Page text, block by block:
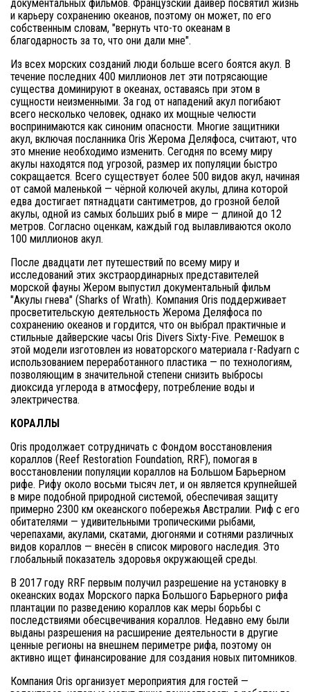
документальных фильмов. Французский дайвер посвятил жизнь
и карьеру сохранению океанов, поэтому он может, по его
собственным словам, "вернуть что-то океанам в
благодарность за то, что они дали мне".
Из всех морских созданий люди больше всего боятся акул. В
течение последних 400 миллионов лет эти потрясающие
существа доминируют в океанах, оставаясь при этом в
сущности неизменными. За год от нападений акул погибают
всего несколько человек, однако их мощные челюсти
воспринимаются как синоним опасности. Многие защитники
акул, включая посланника Oris Жерома Деляфоса, считают, что
это мнение необходимо изменить. Сегодня по всему миру
акулы находятся под угрозой, размер их популяции быстро
сокращается. Всего существует более 500 видов акул, начиная
от самой маленькой — чёрной колючей акулы, длина которой
едва достигает пятнадцати сантиметров, до грозной белой
акулы, одной из самых больших рыб в мире — длиной до 12
метров. Согласно оценкам, каждый год вылавливаются около
100 миллионов акул.
После двадцати лет путешествий по всему миру и
исследований этих экстраординарных представителей
морской фауны Жером выпустил документальный фильм
"Акулы гнева" (Sharks of Wrath). Компания Oris поддерживает
просветительскую деятельность Жерома Деляфоса по
сохранению океанов и гордится, что он выбрал практичные и
стильные дайверские часы Oris Divers Sixty-Five. Ремешок в
этой модели изготовлен из новаторского материала r-Radyarn с
использованием переработанного пластика — по технологиям,
позволяющим в значительной степени снизить выбросы
диоксида углерода в атмосферу, потребление воды и
электричества.
КОРАЛЛЫ
Oris продолжает сотрудничать с Фондом восстановления
кораллов (Reef Restoration Foundation, RRF), помогая в
восстановлении популяции кораллов на Большом Барьерном
рифе. Рифу около восьми тысяч лет, и он является крупнейшей
в мире подобной природной системой, обеспечивая защиту
примерно 2300 км океанского побережья Австралии. Риф с его
обитателями — удивительными тропическими рыбами,
черепахами, акулами, скатами, дюгонями и сотнями различных
видов кораллов — внесён в список мирового наследия. Это
глобальный показатель здоровья окружающей среды.
В 2017 году RRF первым получил разрешение на установку в
океанских водах Морского парка Большого Барьерного рифа
плантации по разведению кораллов как меры борьбы с
последствиями обесцвечивания кораллов. Недавно ему были
выданы разрешения на расширение деятельности в другие
ценные регионы на внешнем периметре рифа, поэтому он
активно ищет финансирование для создания новых питомников.
Компания Oris организует мероприятия для гостей —